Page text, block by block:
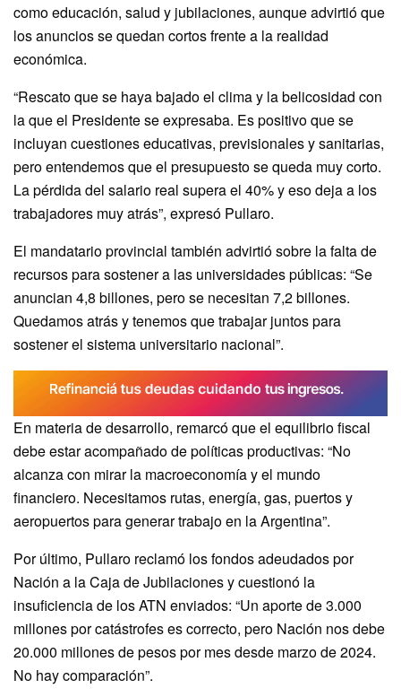
como educación, salud y jubilaciones, aunque advirtió que
los anuncios se quedan cortos frente a la realidad
económica.
“Rescato que se haya bajado el clima y la belicosidad con
la que el Presidente se expresaba. Es positivo que se
incluyan cuestiones educativas, previsionales y sanitarias,
pero entendemos que el presupuesto se queda muy corto.
La pérdida del salario real supera el 40% y eso deja a los
trabajadores muy atrás”, expresó Pullaro.
El mandatario provincial también advirtió sobre la falta de
recursos para sostener a las universidades públicas: “Se
anuncian 4,8 billones, pero se necesitan 7,2 billones.
Quedamos atrás y tenemos que trabajar juntos para
sostener el sistema universitario nacional”.
En materia de desarrollo, remarcó que el equilibrio fiscal
debe estar acompañado de políticas productivas: “No
alcanza con mirar la macroeconomía y el mundo
financiero. Necesitamos rutas, energía, gas, puertos y
aeropuertos para generar trabajo en la Argentina”.
Por último, Pullaro reclamó los fondos adeudados por
Nación a la Caja de Jubilaciones y cuestionó la
insuficiencia de los ATN enviados: “Un aporte de 3.000
millones por catástrofes es correcto, pero Nación nos debe
20.000 millones de pesos por mes desde marzo de 2024.
No hay comparación”.